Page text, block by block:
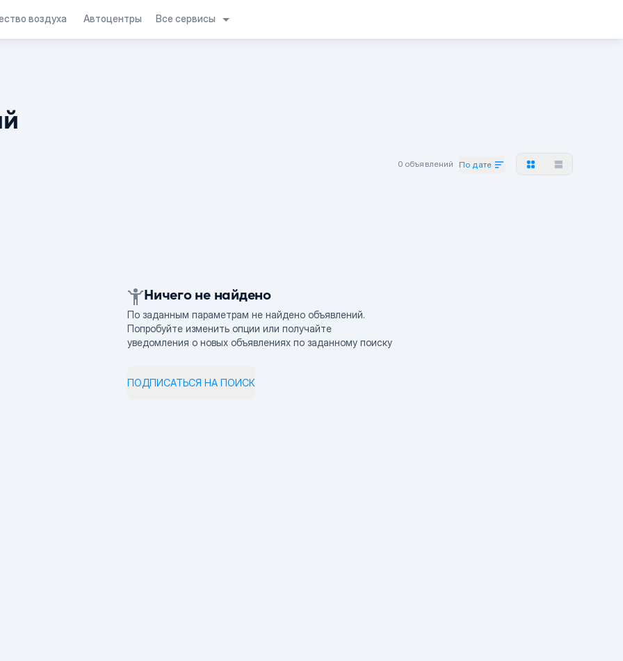
воздуха Автоцентры Все сервисы
0 объявлений По дате
Ничего не найдено
По заданным параметрам не найдено объявлений.
Попробуйте изменить опции или получайте
уведомления о новых объявлениях по заданному поиску
ПОДПИСАТЬСЯ НА ПОИСК